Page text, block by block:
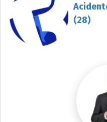
(28)